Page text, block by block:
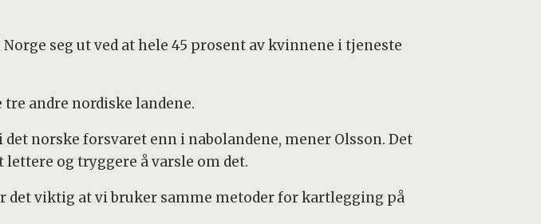
seg ut ved at hele 45 prosent av kvinnene i tjeneste
andre nordiske landene.
norske forsvaret enn i nabolandene, mener Olsson. Det
og tryggere å varsle om det.
det viktig at vi bruker samme metoder for kartlegging på